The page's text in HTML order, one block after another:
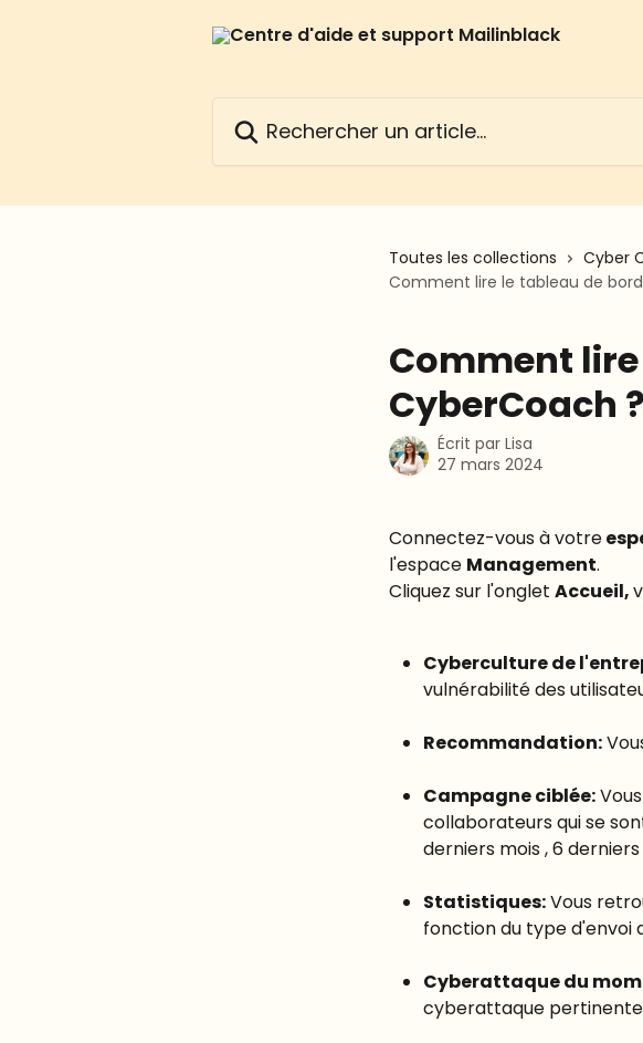
Toutes les collections Cyber
Comment lire le tableau de
Comment
CyberCoach ?
Écrit par Lisa
27 mars 2024
Connectez-vous à votre
l'espace Management.
Cliquez sur l'onglet Accueil,
Cyberculture de
vulnérabilité des
Recommandation:
Campagne ciblée:
collaborateurs qui se
derniers mois , 6
Statistiques: Vous
fonction du type d'envoi
Cyberattaque du
cyberattaque